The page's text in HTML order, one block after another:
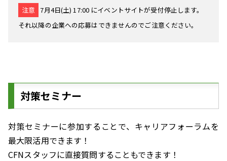
注意 7月4日(土) 17:00 にイベントサイトが受付停止します。
それ以降の企業への応募はできませんのでご注意ください。
対策セミナー
対策セミナーに参加することで、キャリアフォーラムを
最大限活用できます！
CFNスタッフに直接質問することもできます！